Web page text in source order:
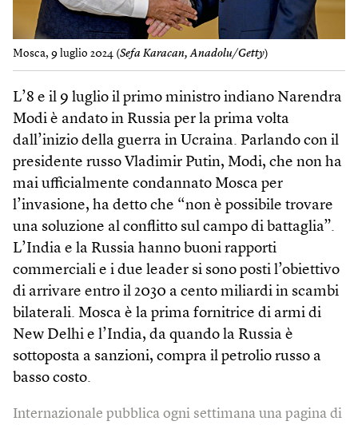
Mosca, 9 luglio 2024 (Sefa Karacan, Anadolu/Getty)
L’8 e il 9 luglio il primo ministro indiano Narendra
Modi è andato in Russia per la prima volta
dall’inizio della guerra in Ucraina. Parlando con il
presidente russo Vladimir Putin, Modi, che non ha
mai ufficialmente condannato Mosca per
l’invasione, ha detto che “non è possibile trovare
una soluzione al conflitto sul campo di battaglia”.
L’India e la Russia hanno buoni rapporti
commerciali e i due leader si sono posti l’obiettivo
di arrivare entro il 2030 a cento miliardi in scambi
bilaterali. Mosca è la prima fornitrice di armi di
New Delhi e l’India, da quando la Russia è
sottoposta a sanzioni, compra il petrolio russo a
basso costo.
Internazionale pubblica ogni settimana una pagina di